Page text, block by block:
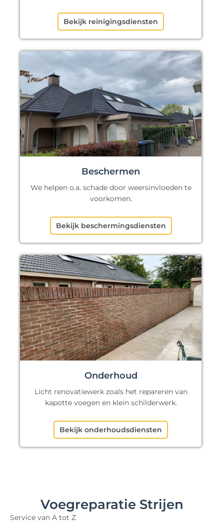
Bekijk reinigingsdiensten
Beschermen
We helpen o.a. schade door weersinvloeden te
voorkomen.
Bekijk beschermingsdiensten
Onderhoud
Licht renovatiewerk zoals het repareren van
kapotte voegen en klein schilderwerk.
Bekijk onderhoudsdiensten
Voegreparatie Strijen
Service van A tot Z